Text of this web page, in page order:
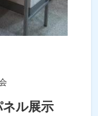
ネル展示